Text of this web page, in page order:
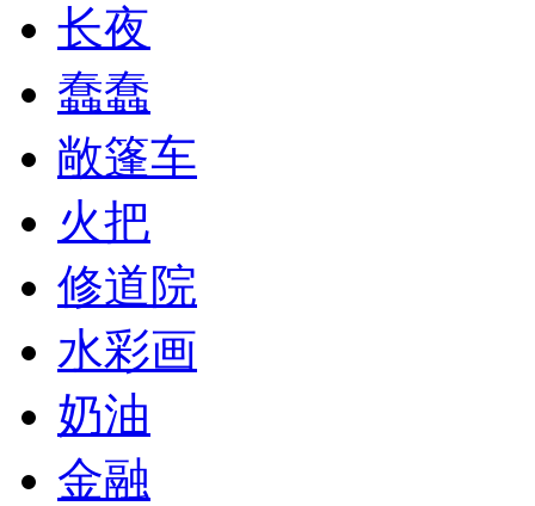
长夜
蠢蠢
敞篷车
火把
修道院
水彩画
奶油
金融